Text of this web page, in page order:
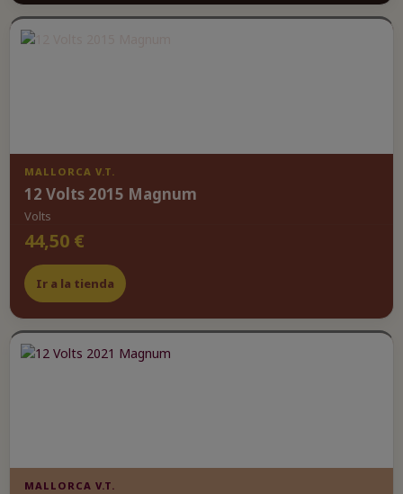
MALLORCA V.T.
12 Volts 2015 Magnum
Volts
44,50 €
Ir a la tienda
MALLORCA V.T.